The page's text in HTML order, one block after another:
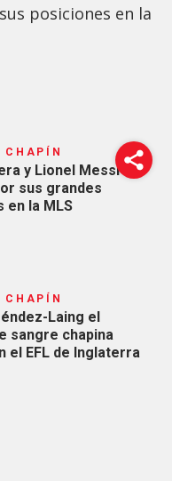
posiciones en la
CHAPÍN
y Lionel Messi
sus grandes
en la MLS
CHAPÍN
Laing el
sangre chapina
el EFL de Inglaterra